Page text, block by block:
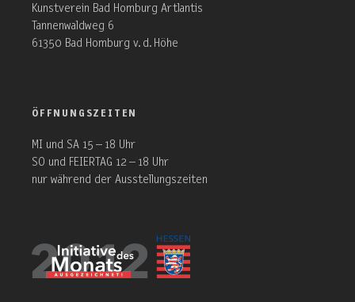
Kunstverein Bad Homburg Artlantis
Tannenwaldweg 6
61350 Bad Homburg v. d. Höhe
ÖFFNUNGSZEITEN
MI und SA 15 – 18 Uhr
SO und FEIERTAG 12 – 18 Uhr
nur während der Ausstellungszeiten